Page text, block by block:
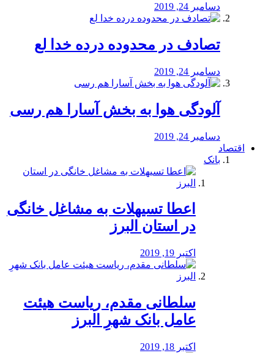
دسامبر 24, 2019
تصادف در محدوده درده خدا لع
دسامبر 24, 2019
آلودگی هوا به بخش آسارا هم رسی
دسامبر 24, 2019
اقتصاد
بانک
️اعطا تسیهلات به مشاغل خانگی
در استان البرز
اکتبر 19, 2019
سلطانی مقدم، ریاست هیئت
عامل بانک شهرِ البرز
اکتبر 18, 2019